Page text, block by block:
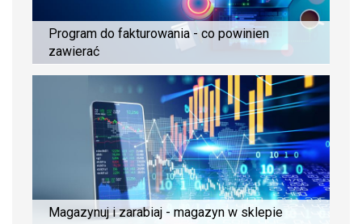
Program do fakturowania - co powinien
zawierać
Magazynuj i zarabiaj - magazyn w sklepie